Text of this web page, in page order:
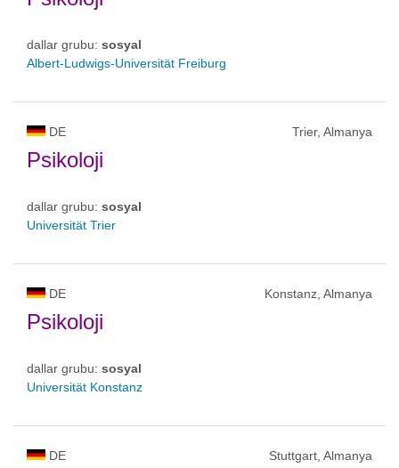
dallar grubu: sosyal
Albert-Ludwigs-Universität Freiburg
DE Trier, Almanya
Psikoloji
dallar grubu: sosyal
Universität Trier
DE Konstanz, Almanya
Psikoloji
dallar grubu: sosyal
Universität Konstanz
DE Stuttgart, Almanya